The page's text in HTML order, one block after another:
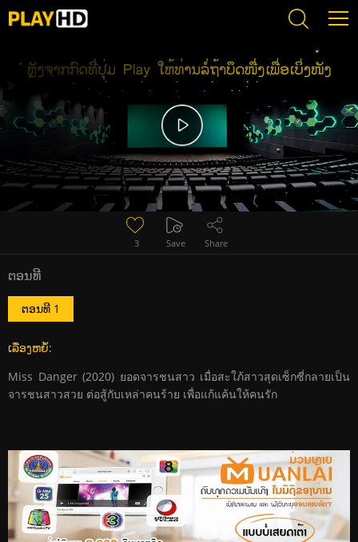
3 Save Share
ຕອນທີ
ຕອນທີ 1
ເລື່ອງຫຍໍ້:
Miss Danger (2020) ยอดจารชนสาว เมื่อสะใภ้สาวสุดเซ็กซี่กลายเป็น
จารชนสาวสวย ต่อสู้กับเหล่าคนร้าย เพื่อแก้แค้นให้คนรัก